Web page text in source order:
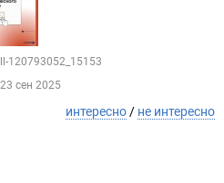
120793052_15153
23 сен 2025
интересно / не интересно